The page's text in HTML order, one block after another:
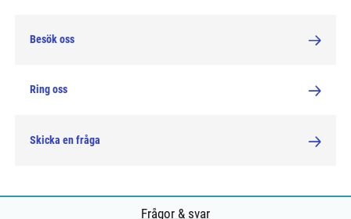
Besök oss
Ring oss
Skicka en fråga
Frågor & svar